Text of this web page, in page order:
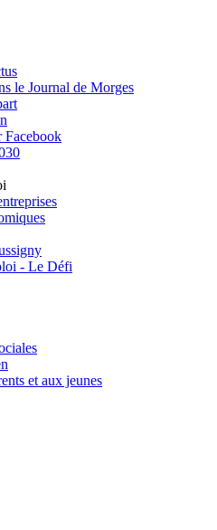
le Journal de Morges
Facebook
- Le Défi
et aux jeunes